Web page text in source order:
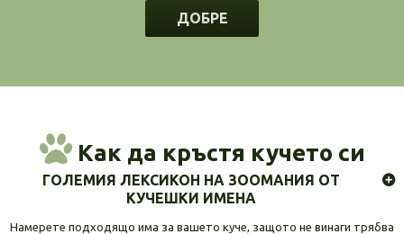
ДОБРЕ
Как да кръстя кучето си
ГОЛЕМИЯ ЛЕКСИКОН НА ЗООМАНИЯ ОТ
КУЧЕШКИ ИМЕНА
Намерете подходящо има за вашето куче, защото не винаги трябва